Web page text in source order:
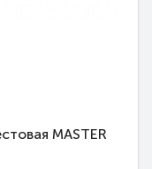
MASTER